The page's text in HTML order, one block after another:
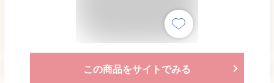
この商品をサイトでみる